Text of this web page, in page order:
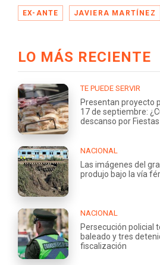
EX-ANTE JAVIERA MARTÍNEZ
LO MÁS RECIENTE
TE PUEDE SERVIR
Presentan proyecto
17 de septiembre:
descanso por
NACIONAL
Las imágenes del
produjo bajo la vía
NACIONAL
Persecución policial
baleado y tres
fiscalización